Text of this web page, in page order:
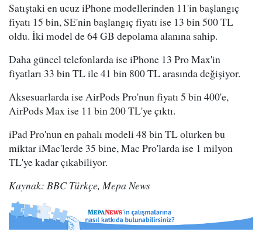
Satıştaki en ucuz iPhone modellerinden 11'in başlangıç
fiyatı 15 bin, SE'nin başlangıç fiyatı ise 13 bin 500 TL
oldu. İki model de 64 GB depolama alanına sahip.
Daha güncel telefonlarda ise iPhone 13 Pro Max'in
fiyatları 33 bin TL ile 41 bin 800 TL arasında değişiyor.
Aksesuarlarda ise AirPods Pro'nun fiyatı 5 bin 400'e,
AirPods Max ise 11 bin 200 TL'ye çıktı.
iPad Pro'nun en pahalı modeli 48 bin TL olurken bu
miktar iMac'lerde 35 bine, Mac Pro'larda ise 1 milyon
TL'ye kadar çıkabiliyor.
Kaynak: BBC Türkçe, Mepa News